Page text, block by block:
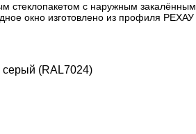
стеклопакетом с наружным закалённым
окно изготовлено из профиля РЕХАУ
(RAL7024)